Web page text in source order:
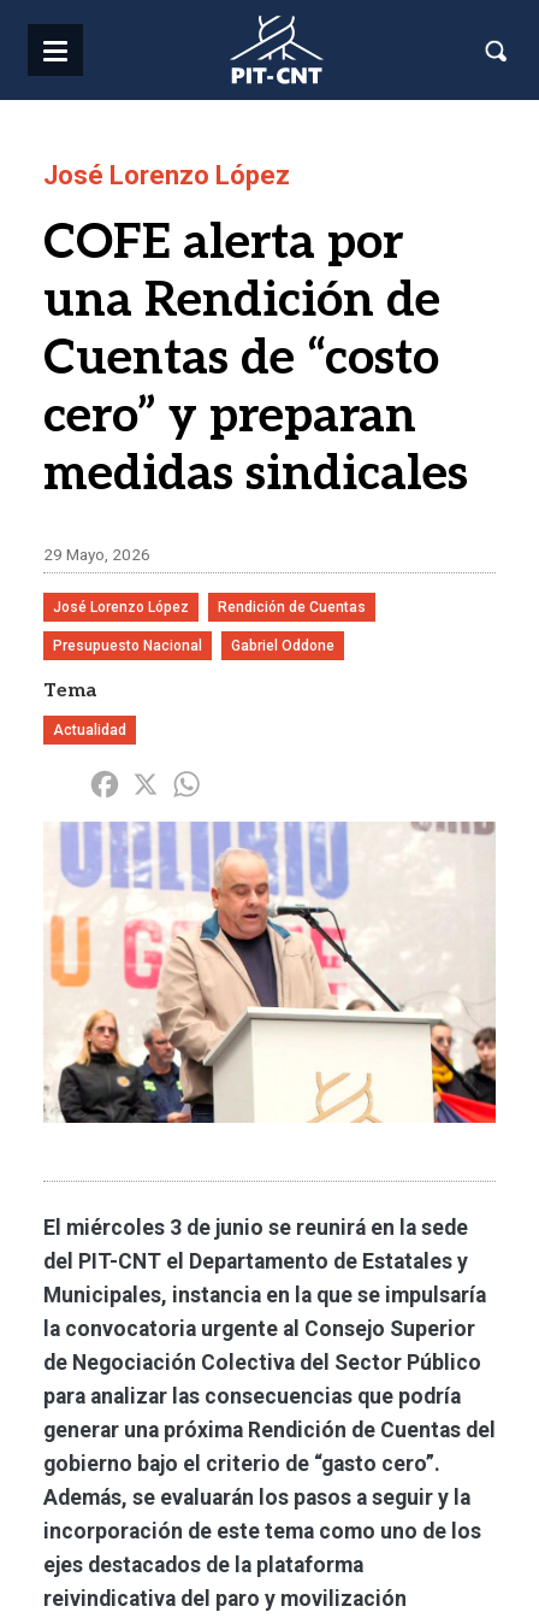
José Lorenzo López
COFE alerta por
una Rendición de
Cuentas de “costo
cero” y preparan
medidas sindicales
29 Mayo, 2026
José Lorenzo López Rendición de Cuentas
Presupuesto Nacional Gabriel Oddone
Tema
Actualidad
Share Facebook
X
Imagen
El miércoles 3 de junio se reunirá en la sede
del PIT-CNT el Departamento de Estatales y
Municipales, instancia en la que se impulsaría
la convocatoria urgente al Consejo Superior
de Negociación Colectiva del Sector Público
para analizar las consecuencias que podría
generar una próxima Rendición de Cuentas del
gobierno bajo el criterio de “gasto cero”.
Además, se evaluarán los pasos a seguir y la
incorporación de este tema como uno de los
ejes destacados de la plataforma
reivindicativa del paro y movilización